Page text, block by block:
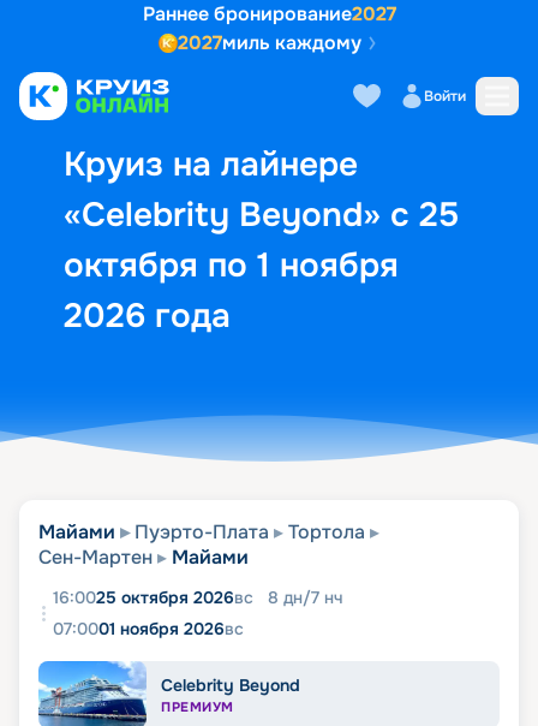
Раннее бронирование2027
2027миль каждому
Войти
Круиз на лайнере
«Celebrity Beyond» с 25
октября по 1 ноября
2026 года
Выбор кают Маршрут и
Майами Пуэрто-Плата
Тортола
Сен-Мартен
Майами
16:0025 октября 2026вс 8 дн/7 нч
07:0001 ноября 2026вс
Celebrity Beyond
ПРЕМИУМ